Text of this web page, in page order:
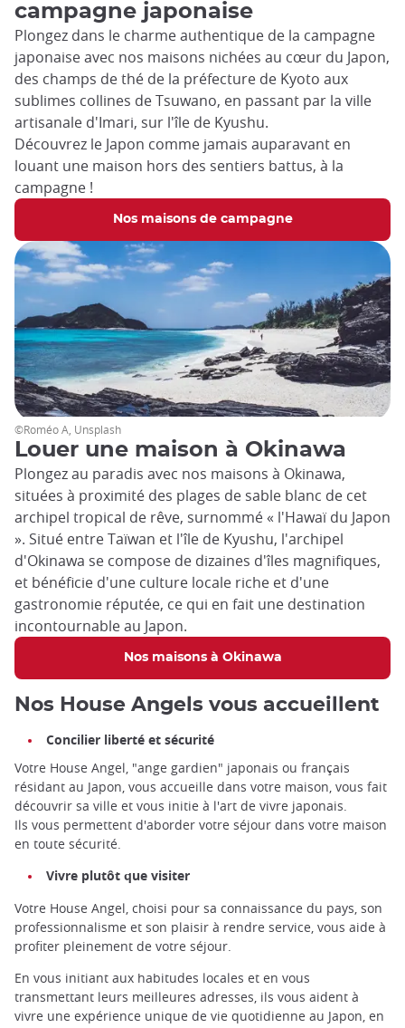
campagne japonaise
Plongez dans le charme authentique de la campagne
japonaise avec nos maisons nichées au cœur du Japon,
des champs de thé de la préfecture de Kyoto aux
sublimes collines de Tsuwano, en passant par la ville
artisanale d'Imari, sur l'île de Kyushu.
Découvrez le Japon comme jamais auparavant en
louant une maison hors des sentiers battus, à la
campagne !
Nos maisons de campagne
Louer une maison à Okinawa
Plongez au paradis avec nos maisons à Okinawa,
situées à proximité des plages de sable blanc de cet
archipel tropical de rêve, surnommé « l'Hawaï du Japon
». Situé entre Taïwan et l'île de Kyushu, l'archipel
d'Okinawa se compose de dizaines d'îles magnifiques,
et bénéficie d'une culture locale riche et d'une
gastronomie réputée, ce qui en fait une destination
incontournable au Japon.
Nos maisons à Okinawa
©Roméo A, Unsplash
Nos House Angels vous accueillent
Concilier liberté et sécurité
Votre House Angel, "ange gardien" japonais ou français
résidant au Japon, vous accueille dans votre maison, vous fait
découvrir sa ville et vous initie à l'art de vivre japonais.
Ils vous permettent d'aborder votre séjour dans votre maison
en toute sécurité.
Vivre plutôt que visiter
Votre House Angel, choisi pour sa connaissance du pays, son
professionnalisme et son plaisir à rendre service, vous aide à
profiter pleinement de votre séjour.
En vous initiant aux habitudes locales et en vous
transmettant leurs meilleures adresses, ils vous aident à
vivre une expérience unique de vie quotidienne au Japon, en